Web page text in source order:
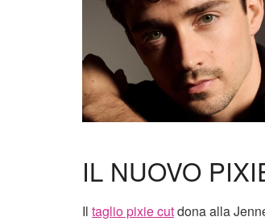
IL NUOVO
Il taglio pixie cutdona alla